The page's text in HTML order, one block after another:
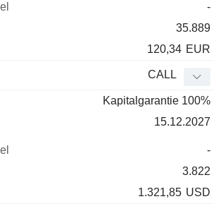
-
35.889
120,34 EUR
CALL
Kapitalgarantie 100%
15.12.2027
-
3.822
1.321,85 USD